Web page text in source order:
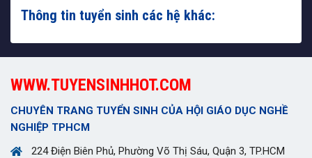
Thông tin tuyển sinh các hệ khác:
WWW.TUYENSINHHOT.COM
CHUYÊN TRANG TUYỂN SINH CỦA HỘI GIÁO DỤC NGHỀ
NGHIỆP TPHCM
224 Điện Biên Phủ, Phường Võ Thị Sáu, Quận 3, TP.HCM